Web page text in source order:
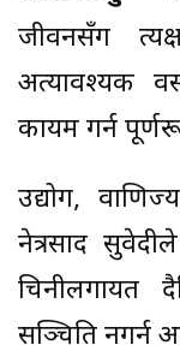
जीवनसँग
अत्यावश्यक
कायम गर्न
उद्योग,
नेत्रप्रसाद
चिनीलगायत
सञ्चिति नगर्न